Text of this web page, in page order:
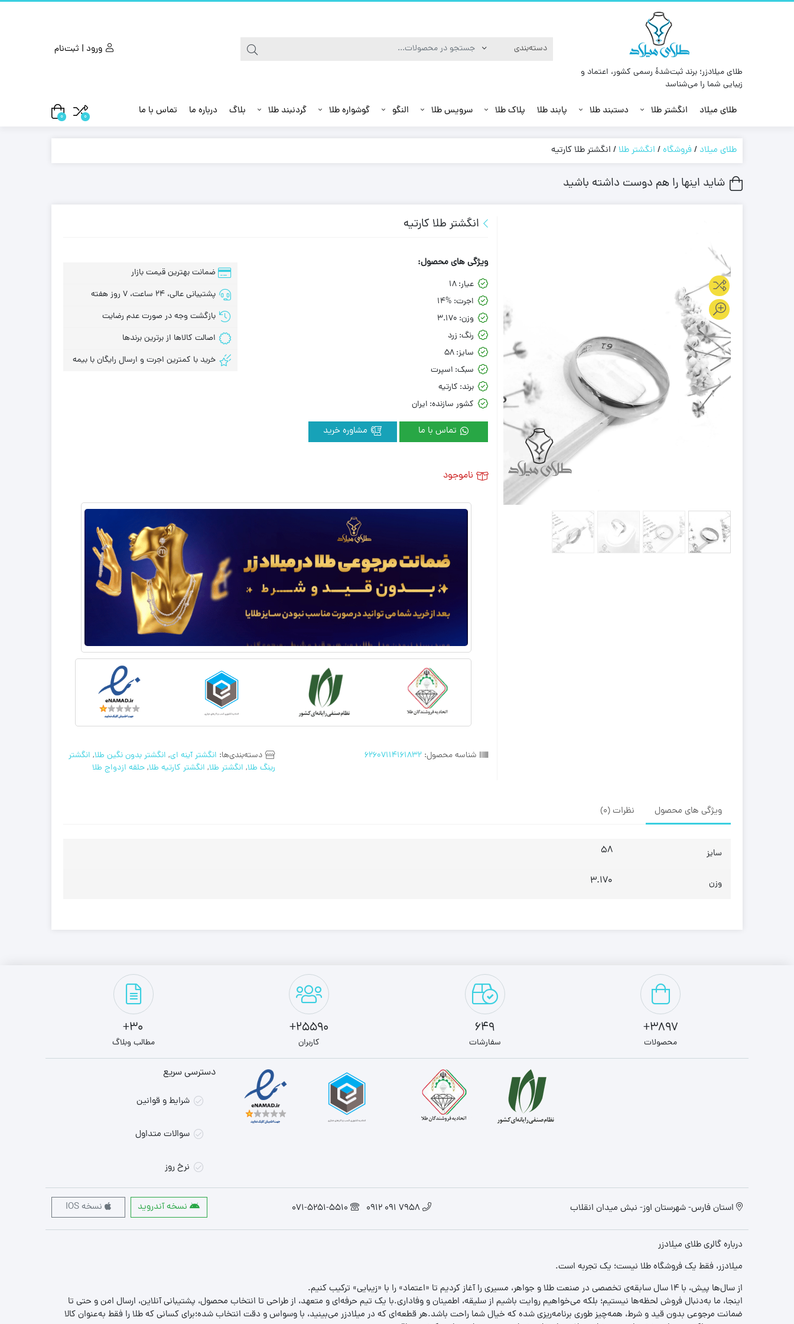
طلای میلادزر؛ برند ثبت‌شدهٔ رسمی کشور، اعتماد و
زیبایی شما را می‌شناسد
ورود | ثبت‌نام
طلای میلاد انگشتر طلا دستبند طلا پابند طلا پلاک طلا سرویس طلا النگو گوشواره طلا گردنبند طلا بلاگ درباره ما تماس با ما 0
0
طلای میلاد /فروشگاه/ انگشتر طلا/ انگشتر طلا کارتیه
شاید اینها را هم دوست داشته باشید
انگشتر طلا کارتیه
شناسه محصول:62607114161832 دسته‌بندی‌ها: انگشتر آینه ای, انگشتر بدون نگین طلا, انگشتر
رینگ طلا, انگشتر طلا, انگشتر کارتیه طلا,حلقه ازدواج طلا
ویژگی های محصول:
عیار: 18
اجرت: 14%
وزن: 3.170
رنگ: زرد
سایز: 58
سبک: اسپرت
برند: کارتیه
کشور سازنده: ایران
تماس با ما
ضمانت بهترین قیمت بازار
پشتیبانی عالی، 24 ساعت، 7 روز هفته
بازگشت وجه در صورت عدم رضایت
اصالت کالاها از برترین برندها
خرید با کمترین اجرت و ارسال رایگان با بیمه
ناموجود
ویژگی های محصول نظرات (0)
سایز 58
وزن 3.170
3897+
محصولات
649
سفارشات
25590+
کاربران
30+
مطالب وبلاگ
دسترسی سریع
شرایط و قوانین
سوالات متداول
نرخ روز
استان فارس- شهرستان اوز- نبش میدان انقلاب 7958 091 0912
071-5251-5510 نسخه آندروید نسخه IOS
درباره گالری طلای میلادزر
میلادزر، فقط یک فروشگاه طلا نیست؛ یک تجربه‌ است.
از سال‌ها پیش، با ۱۴ سال سابقه‌ی تخصصی در صنعت طلا و جواهر، مسیری را آغاز کردیم تا «اعتماد» را با «زیبایی» ترکیب کنیم.
اینجا، ما به‌دنبال فروش لحظه‌ها نیستیم؛ بلکه می‌خواهیم روایت باشیم از سلیقه، اطمینان و وفاداری.با یک تیم حرفه‌ای و متعهد، از طراحی تا انتخاب محصول، پشتیبانی آنلاین، ارسال امن و حتی تا
ضمانت مرجوعی بدون قید و شرط، همه‌چیز طوری برنامه‌ریزی شده که خیال شما راحت باشد.هر قطعه‌ای که در میلادزر می‌بینید، با وسواس و دقت انتخاب شده؛برای کسانی که طلا را فقط به‌عنوان کالا